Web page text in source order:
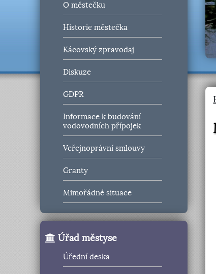
O městečku
Historie městečka
Kácovský zpravodaj
Diskuze
GDPR
Informace k budování
vodovodních přípojek
Veřejnoprávní smlouvy
Granty
Mimořádné situace
Úřad městyse
Úřední deska